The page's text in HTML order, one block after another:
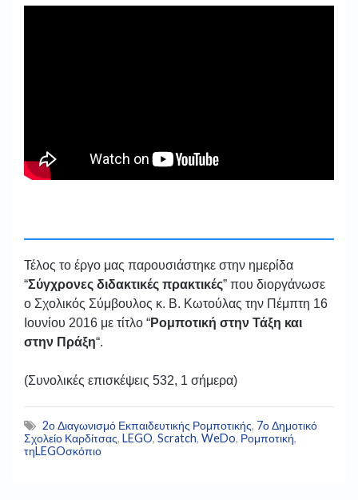
Τέλος το έργο μας παρουσιάστηκε στην ημερίδα
“Σύγχρονες διδακτικές πρακτικές” που διοργάνωσε
ο Σχολικός Σύμβουλος κ. Β. Κωτούλας την Πέμπτη 16
Ιουνίου 2016 με τίτλο “Ρομποτική στην Τάξη και
στην Πράξη“.
(Συνολικές επισκέψεις 532, 1 σήμερα)
2ο Διαγωνισμό Εκπαιδευτικής Ρομποτικής, 7ο Δημοτικό
Σχολείο Καρδίτσας, LEGO, Scratch, WeDo, Ρομποτική,
τηLEGOσκόπιο